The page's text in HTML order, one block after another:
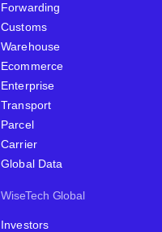
Forwarding
Customs
Warehouse
Ecommerce
Enterprise
Transport
Parcel
Carrier
Global Data
WiseTech Global
Investors